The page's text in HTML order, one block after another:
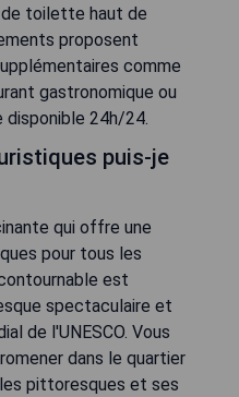
toilette haut de
proposent
comme
gastronomique ou
disponible 24h/24.
puis-je
qui offre une
pour tous les
est
spectaculaire et
de l'UNESCO. Vous
dans le quartier
pittoresques et ses